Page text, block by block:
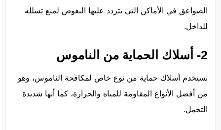
الصواعق في الأماكن التي يتردد عليها البعوض لمنع تسلله
للداخل.
2- أسلاك الحماية من الناموس
نستخدم أسلاك حماية من نوع خاص لمكافحة الناموس، وهو
من أفضل الأنواع المقاومة للمياه والحرارة، كما أنها شديدة
التحمل.